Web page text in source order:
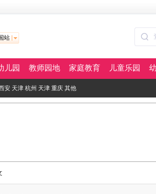
站
儿园 教师园地 家庭教育 儿童乐园
安 天津 杭州 天津 重庆 其他